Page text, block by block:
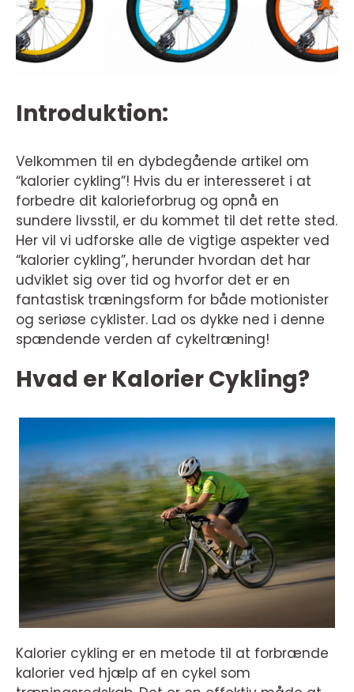
Introduktion:
Velkommen til en dybdegående artikel om
“kalorier cykling”! Hvis du er interesseret i at
forbedre dit kalorieforbrug og opnå en
sundere livsstil, er du kommet til det rette sted.
Her vil vi udforske alle de vigtige aspekter ved
“kalorier cykling”, herunder hvordan det har
udviklet sig over tid og hvorfor det er en
fantastisk træningsform for både motionister
og seriøse cyklister. Lad os dykke ned i denne
spændende verden af cykeltræning!
Hvad er Kalorier Cykling?
Kalorier cykling er en metode til at forbrænde
kalorier ved hjælp af en cykel som